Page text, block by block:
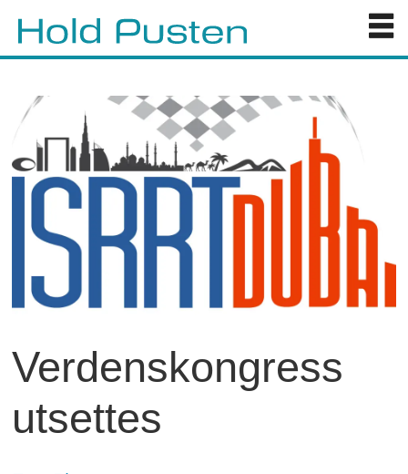
Verdenskongress
utsettes